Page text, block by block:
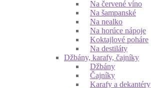
Na červené víno
Na šampanské
Na nealko
Na horúce nápoje
Koktajlové poháre
Na destiláty
Džbány, karafy, čajníky
Džbány
Čajníky
Karafy a dekantéry